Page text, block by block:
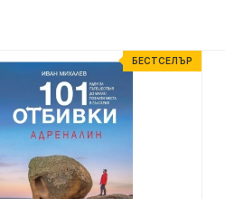
БЕСТСЕЛЪР